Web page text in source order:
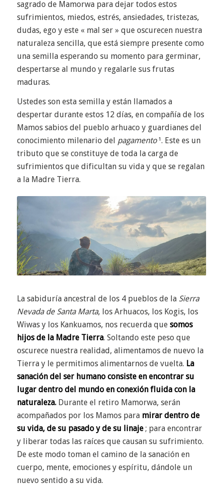
sagrado de Mamorwa para dejar todos estos
sufrimientos, miedos, estrés, ansiedades, tristezas,
dudas, ego y este « mal ser » que oscurecen nuestra
naturaleza sencilla, que está siempre presente como
una semilla esperando su momento para germinar,
despertarse al mundo y regalarle sus frutas
maduras.
Ustedes son esta semilla y están llamados a
despertar durante estos 12 días, en compañía de los
Mamos sabios del pueblo arhuaco y guardianes del
conocimiento milenario del pagamento¹. Este es un
tributo que se constituye de toda la carga de
sufrimientos que dificultan su vida y que se regalan
a la Madre Tierra.
La sabiduría ancestral de los 4 pueblos de la Sierra
Nevada de Santa Marta, los Arhuacos, los Kogis, los
Wiwas y los Kankuamos, nos recuerda que somos
hijos de la Madre Tierra. Soltando este peso que
oscurece nuestra realidad, alimentamos de nuevo la
Tierra y le permitimos alimentarnos de vuelta. La
sanación del ser humano consiste en encontrar su
lugar dentro del mundo en conexión fluida con la
naturaleza. Durante el retiro Mamorwa, serán
acompañados por los Mamos para mirar dentro de
su vida, de su pasado y de su linaje; para encontrar
y liberar todas las raíces que causan su sufrimiento.
De este modo toman el camino de la sanación en
cuerpo, mente, emociones y espíritu, dándole un
nuevo sentido a su vida.